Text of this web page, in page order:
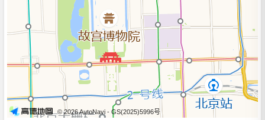
© 2026 AutoNavi - GS(2025)5996号